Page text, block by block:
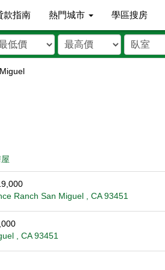
款指南 熱門城市 學區搜房
Ranch San Miguel , CA 93451
, CA 93451